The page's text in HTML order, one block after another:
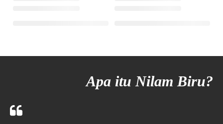
Apa itu Nilam Biru?